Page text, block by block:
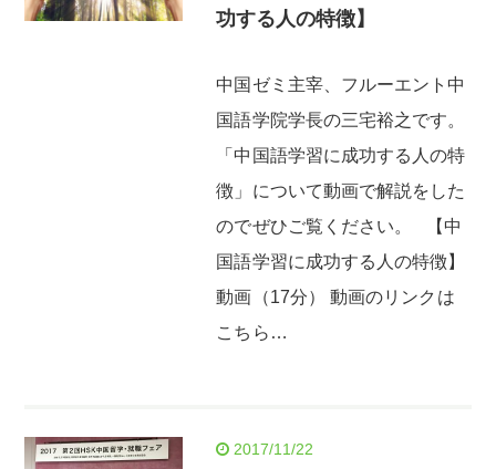
功する人の特徴】
中国ゼミ主宰、フルーエント中
国語学院学長の三宅裕之です。
「中国語学習に成功する人の特
徴」について動画で解説をした
のでぜひご覧ください。 【中
国語学習に成功する人の特徴】
動画（17分） 動画のリンクは
こちら…
2017/11/22